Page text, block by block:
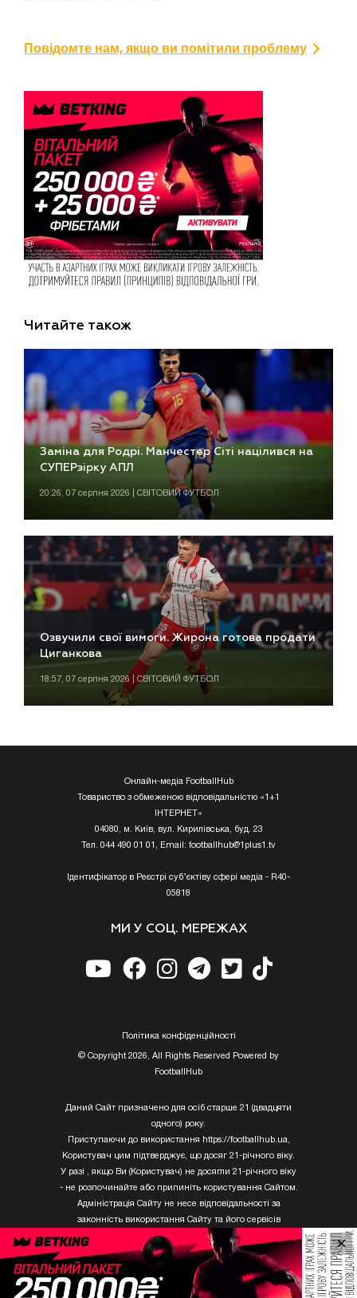
Повідомте нам, якщо ви помітили проблему
Читайте також
Заміна для Родрі. Манчестер Сіті націлився на
СУПЕРзірку АПЛ
20:26, 07 серпня 2026 | СВІТОВИЙ ФУТБОЛ
Озвучили свої вимоги. Жирона готова продати
Циганкова
18:57, 07 серпня 2026 | СВІТОВИЙ ФУТБОЛ
Онлайн-медіа FootballHub
Товариство з обмеженою відповідальністю «1+1
ІНТЕРНЕТ»
04080, м. Київ, вул. Кирилівська, буд. 23
Тел. 044 490 01 01, Email: footballhub@1plus1.tv
Ідентифікатор в Реєстрі суб’єктіву сфері медіа - R40-
05818
МИ У СОЦ. МЕРЕЖАХ
Полiтика конфiденцiйностi
© Copyright 2026, All Rights Reserved Powered by
FootballHub
Даний Сайт призначено для осіб старше 21 (двадцяти
одного) року.
Приступаючи до використання https://footballhub.ua,
Користувач цим підтверджує, що досяг 21-річного віку.
У разі , якщо Ви (Користувач) не досягли 21-річного віку
- не розпочинайте або припиніть користування Сайтом.
Адміністрація Сайту не несе відповідальності за
законність використання Сайту та його сервісів
Користувачем, який не досяг 21-річного віку.
Твори Getty Images, що розміщені на сайті, не можуть
бути використані третіми особами без письмового
×